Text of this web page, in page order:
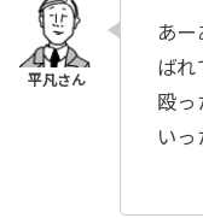
あー
ばれ
殴っ
いっ